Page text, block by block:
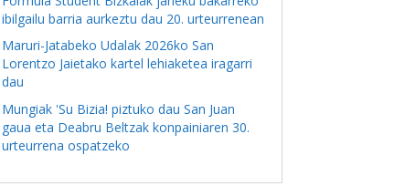
ibilgailu barria aurkeztu dau 20. urteurrenean
Maruri-Jatabeko Udalak 2026ko San
Lorentzo Jaietako kartel lehiaketea iragarri
dau
Mungiak 'Su Bizia! piztuko dau San Juan
gaua eta Deabru Beltzak konpainiaren 30.
urteurrena ospatzeko